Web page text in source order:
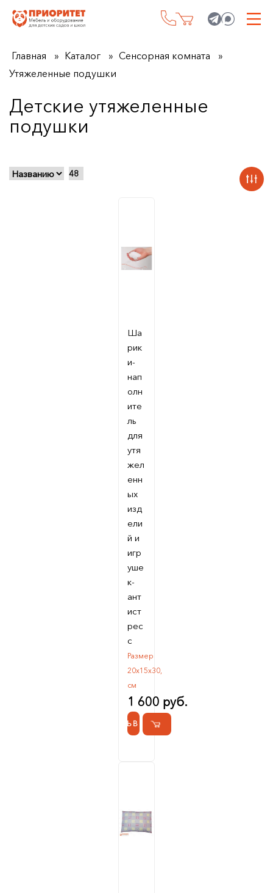
Главная Каталог
Сенсорная комната
Утяжеленные подушки
Детские утяжеленные
подушки
Ша
рик
и-
нап
олн
ите
ль
для
утя
жел
енн
ых
изд
ели
й и
игр
уше
к-
ант
ист
рес
с
Размер
20х15х30,
см
1 600 руб.
КУПИТЬ В 1 КЛИК